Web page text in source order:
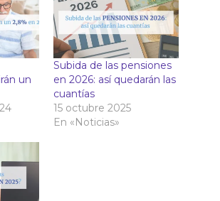
un
Subida de las pensiones
en 2026: así quedarán las
cuantías
15 octubre 2025
En «Noticias»